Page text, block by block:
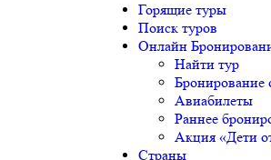
Горящие туры
Поиск туров
Онлайн
Найти тур
Бронирование
Авиабилеты
Раннее
Акция «Дети
Страны